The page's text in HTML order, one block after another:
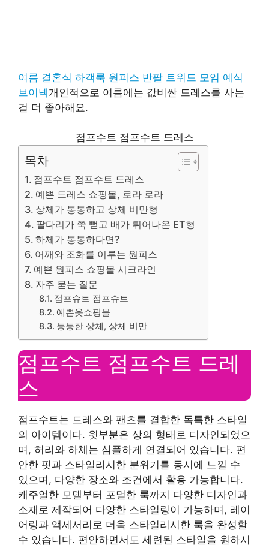
여름 결혼식 하객룩 원피스 반팔 트위드 모임 예식
브이넥개인적으로 여름에는 값비싼 드레스를 사는
걸 더 좋아해요.
점프수트 점프수트 드레스
목차
점프수트 점프수트 드레스
예쁜 드레스 쇼핑몰, 로라 로라
상체가 통통하고 상체 비만형
팔다리가 쭉 뻗고 배가 튀어나온 ET형
하체가 통통하다면?
어깨와 조화를 이루는 원피스
예쁜 원피스 쇼핑몰 시크라인
자주 묻는 질문
점프슈트 점프슈트
예쁜옷쇼핑몰
통통한 상체, 상체 비만
점프수트 점프수트 드레
스
점프수트는 드레스와 팬츠를 결합한 독특한 스타일
의 아이템이다. 윗부분은 상의 형태로 디자인되었으
며, 허리와 하체는 심플하게 연결되어 있습니다. 편
안한 핏과 스타일리시한 분위기를 동시에 느낄 수
있으며, 다양한 장소와 조건에서 활용 가능합니다.
캐주얼한 모델부터 포멀한 룩까지 다양한 디자인과
소재로 제작되어 다양한 스타일링이 가능하며, 레이
어링과 액세서리로 더욱 스타일리시한 룩을 완성할
수 있습니다. 편안하면서도 세련된 스타일을 원하시